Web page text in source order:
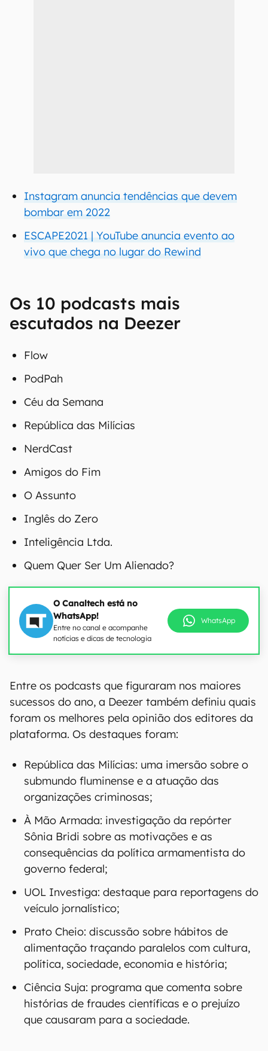
Instagram anuncia tendências que devem
bombar em 2022
ESCAPE2021 | YouTube anuncia evento ao
vivo que chega no lugar do Rewind
Os 10 podcasts mais
escutados na Deezer
Flow
PodPah
Céu da Semana
República das Milícias
NerdCast
Amigos do Fim
O Assunto
Inglês do Zero
Inteligência Ltda.
Quem Quer Ser Um Alienado?
O Canaltech está no
WhatsApp!
Entre no canal e acompanhe
notícias e dicas de tecnologia
WhatsApp
Entre os podcasts que figuraram nos maiores
sucessos do ano, a Deezer também definiu quais
foram os melhores pela opinião dos editores da
plataforma. Os destaques foram:
República das Milícias: uma imersão sobre o
organizações criminosas;
À Mão Armada: investigação da repórter
consequências da política armamentista do
governo federal;